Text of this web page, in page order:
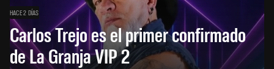
HACE 2 DÍAS
Carlos Trejo es el primer confirmado
de La Granja VIP 2